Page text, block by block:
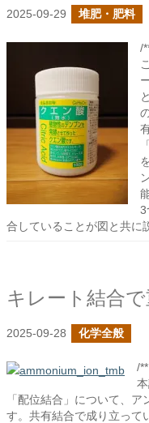
2025-09-29 堆肥・肥料
/
3
合していることが図と共に
2025-09-28 化学全般
/**
「配位結合」について、
す。共有結合で成り立って